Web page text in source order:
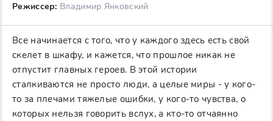
Режиссер: Владимир Янковский
Все начинается с того, что у каждого здесь есть свой
скелет в шкафу, и кажется, что прошлое никак не
отпустит главных героев. В этой истории
сталкиваются не просто люди, а целые миры - у кого-
то за плечами тяжелые ошибки, у кого-то чувства, о
которых нельзя говорить вслух, а кто-то отчаянно